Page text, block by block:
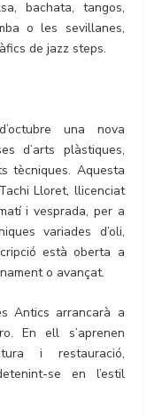
bachata, tangos,
o les sevillanes,
de jazz steps.
una nova
d’arts plàstiques,
tècniques. Aquesta
Lloret, llicenciat
i vesprada, per a
variades d’oli,
està oberta a
o avançat.
Antics arrancarà a
En ell s’aprenen
i restauració,
se en l’estil